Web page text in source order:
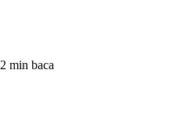
2 min baca